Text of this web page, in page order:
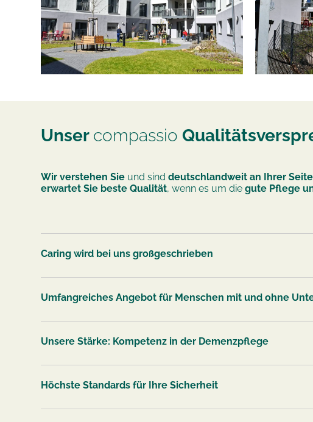
Unser compassio
Wir verstehen Sie und sinddeutschlandweit an Ihrer Seite
erwartet Sie beste Qualität, wenn es um diegute Pflege
Caring wird bei uns großgeschrieben
Umfangreiches Angebot für Menschen mit und ohne
Unsere Stärke: Kompetenz in der Demenzpflege
Höchste Standards für Ihre Sicherheit